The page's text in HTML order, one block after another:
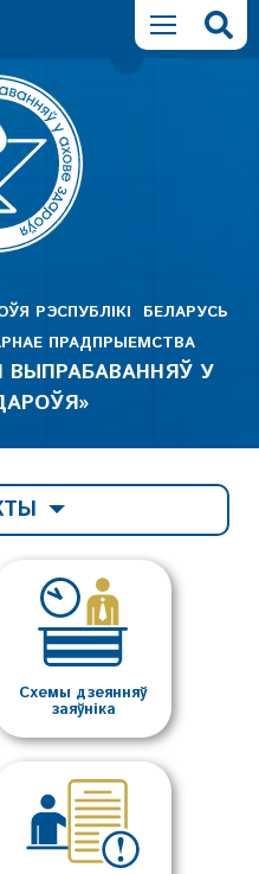
РЭСПУБЛІКІ БЕЛАРУСЬ
ПРАДПРЫЕМСТВА
ВЫПРАБАВАННЯЎ У
Схемы дзеянняў
заяўніка